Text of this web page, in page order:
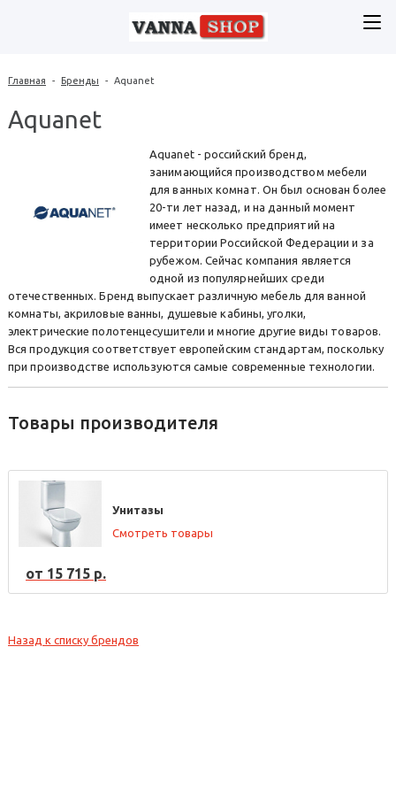
Главная - Бренды - Aquanet
Aquanet
Aquanet - российский бренд,
занимающийся производством мебели
для ванных комнат. Он был основан более
20-ти лет назад, и на данный момент
имеет несколько предприятий на
территории Российской Федерации и за
рубежом. Сейчас компания является
одной из популярнейших среди
отечественных. Бренд выпускает различную мебель для ванной
комнаты, акриловые ванны, душевые кабины, уголки,
электрические полотенцесушители и многие другие виды товаров.
Вся продукция соответствует европейским стандартам, поскольку
при производстве используются самые современные технологии.
Товары производителя
Унитазы
Смотреть товары
от 15 715 р.
Назад к списку брендов